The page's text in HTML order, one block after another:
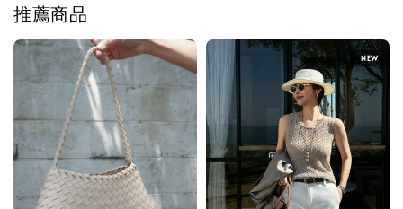
推薦商品
NEW